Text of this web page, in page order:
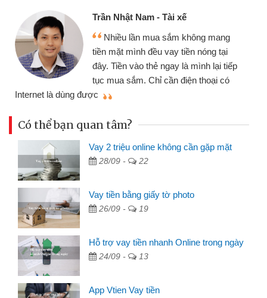
Trần Nhật Nam - Tài xế
Nhiều lần mua sắm không mang
tiền mặt mình đều vay tiền nóng tại
đây. Tiền vào thẻ ngay là mình lại tiếp
tục mua sắm. Chỉ cần điện thoại có
Internet là dùng được
Có thể bạn quan tâm?
Vay 2 triệu online không cần gặp mặt
28/09 - 22
Vay tiền bằng giấy tờ photo
26/09 - 19
Hỗ trợ vay tiền nhanh Online trong ngày
24/09 - 13
App Vtien Vay tiền